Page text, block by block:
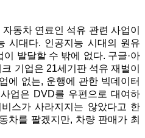
자동차 연료인 석유 관련 사업이
시대다. 인공지능 시대의 원유
발달할 수 밖에 없다. 구글·아
기업은 21세기판 석유 재벌이
에 없는, 운행에 관한 빅데이터
업은 DVD를 우편으로 대여하
스가 사라지지는 않았다고 한
차를 팔겠지만, 차량 판매가 최